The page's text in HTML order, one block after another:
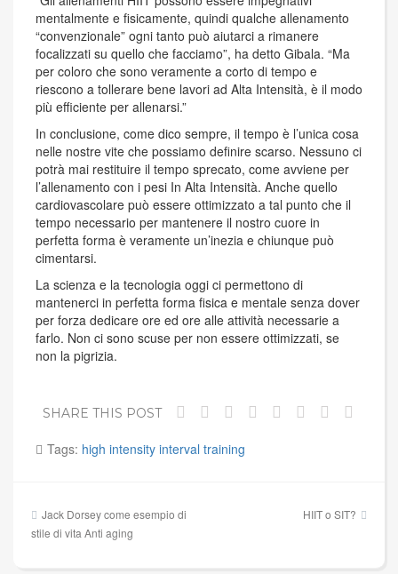
mentalmente e fisicamente, quindi qualche allenamento
“convenzionale” ogni tanto può aiutarci a rimanere
focalizzati su quello che facciamo”, ha detto Gibala. “Ma
per coloro che sono veramente a corto di tempo e
riescono a tollerare bene lavori ad Alta Intensità, è il modo
più efficiente per allenarsi.”
In conclusione, come dico sempre, il tempo è l’unica cosa
nelle nostre vite che possiamo definire scarso. Nessuno ci
potrà mai restituire il tempo sprecato, come avviene per
l’allenamento con i pesi In Alta Intensità. Anche quello
cardiovascolare può essere ottimizzato a tal punto che il
tempo necessario per mantenere il nostro cuore in
perfetta forma è veramente un’inezia e chiunque può
cimentarsi.
La scienza e la tecnologia oggi ci permettono di
mantenerci in perfetta forma fisica e mentale senza dover
per forza dedicare ore ed ore alle attività necessarie a
farlo. Non ci sono scuse per non essere ottimizzati, se
non la pigrizia.
SHARE THIS POST
Tags: high intensity interval training
Navigazione
articoli
Jack Dorsey come esempio di
stile di vita Anti aging
HIIT o SIT?